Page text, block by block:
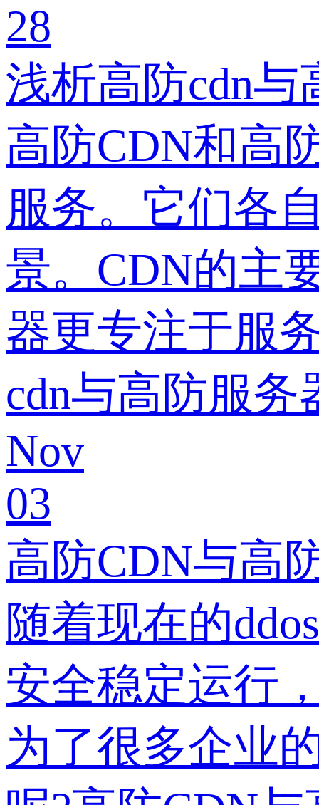
28
浅析高防cdn
高防CDN和高
服务。它们各
景。CDN的主
器更专注于服
cdn与高防服务
Nov
03
高防CDN与高
随着现在的
安全稳定运行
为了很多企业